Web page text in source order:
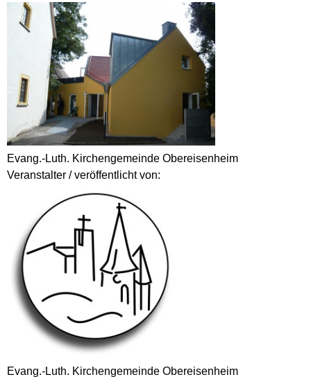
Evang.-Luth. Kirchengemeinde Obereisenheim
Veranstalter / veröffentlicht von:
Evang.-Luth. Kirchengemeinde Obereisenheim